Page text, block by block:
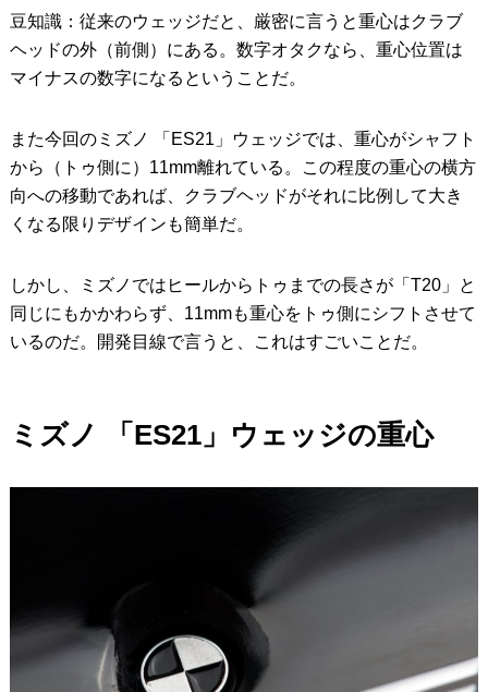
豆知識：従来のウェッジだと、厳密に言うと重心はクラブ
ヘッドの外（前側）にある。数字オタクなら、重心位置は
マイナスの数字になるということだ。
また今回のミズノ 「ES21」ウェッジでは、重心がシャフト
から（トゥ側に）11mm離れている。この程度の重心の横方
向への移動であれば、クラブヘッドがそれに比例して大き
くなる限りデザインも簡単だ。
しかし、ミズノではヒールからトゥまでの長さが「T20」と
同じにもかかわらず、11mmも重心をトゥ側にシフトさせて
いるのだ。開発目線で言うと、これはすごいことだ。
ミズノ 「ES21」ウェッジの重心